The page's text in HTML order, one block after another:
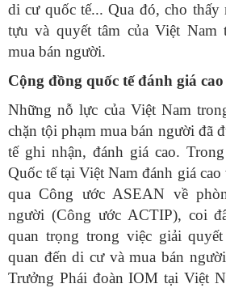
di cư quốc tế... Qua đó, cho thấy
tựu và quyết tâm của Việt Nam
mua bán người.
Cộng đồng quốc tế đánh giá cao
Những nỗ lực của Việt Nam
chặn tội phạm mua bán người đã
tế ghi nhận, đánh giá cao.
Quốc tế tại Việt Nam đánh giá
qua Công ước ASEAN về
người (Công ước ACTIP), coi
quan trọng trong việc giải
quan đến di cư và mua bán
Trưởng Phái đoàn IOM tại Việt